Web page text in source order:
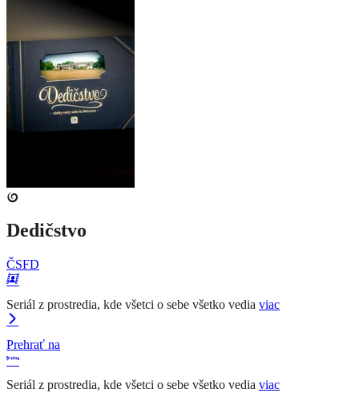
Dedičstvo
ČSFD
Seriál z prostredia, kde všetci o sebe všetko vedia viac
Prehrať na
Seriál z prostredia, kde všetci o sebe všetko vedia viac